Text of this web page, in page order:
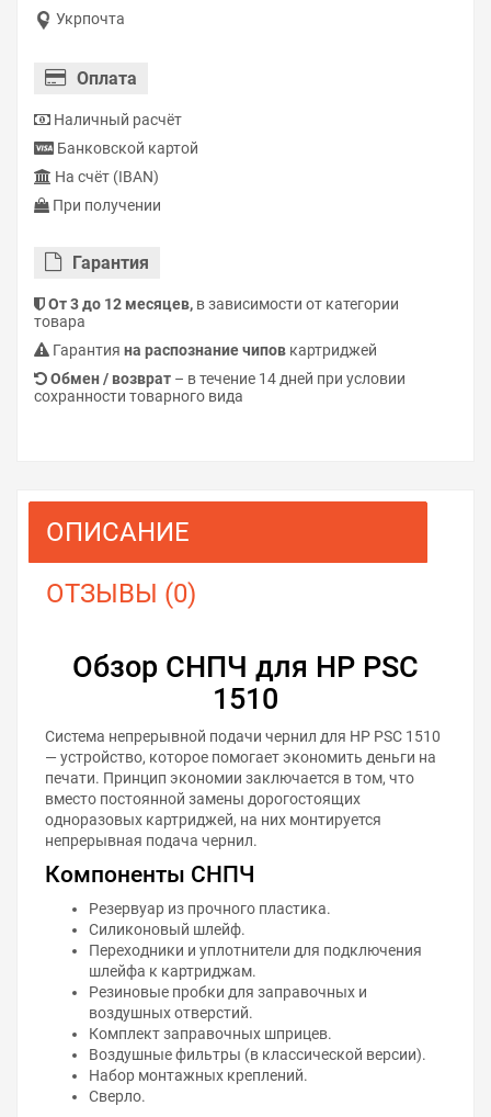
Укрпочта
Оплата
Наличный расчёт
Банковской картой
На счёт (IBAN)
При получении
Гарантия
От 3 до 12 месяцев, в зависимости от категории
товара
Гарантия на распознание чипов картриджей
Обмен / возврат – в течение 14 дней при условии
сохранности товарного вида
ОПИСАНИЕ
ОТЗЫВЫ (0)
Обзор СНПЧ для HP PSC
1510
Система непрерывной подачи чернил для HP PSC 1510
— устройство, которое помогает экономить деньги на
печати. Принцип экономии заключается в том, что
вместо постоянной замены дорогостоящих
одноразовых картриджей, на них монтируется
непрерывная подача чернил.
Компоненты СНПЧ
Резервуар из прочного пластика.
Силиконовый шлейф.
Переходники и уплотнители для подключения
шлейфа к картриджам.
Резиновые пробки для заправочных и
воздушных отверстий.
Комплект заправочных шприцев.
Воздушные фильтры (в классической версии).
Набор монтажных креплений.
Сверло.